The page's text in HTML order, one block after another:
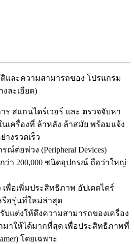
ติและความสามารถของ โปรแกรม
งละเอียด)
ร สแกนไดร์เวอร์ และ ตรวจจับหา
นเครื่องที่ ล้าหลัง ล้าสมัย พร้อมแจ้ง
างรวดเร็ว
ต่อพ่วง (Peripheral Devices)
ว่า 200,000 ชนิดอุปกรณ์ ถือว่าใหญ่
เพื่อเพิ่มประสิทธิภาพ อัปเดตไดร์
รือรุ่นที่ใหม่ล่าสุด
บแต่งให้ดึงความสามารถของเครื่อง
าให้ได้มากที่สุด เพื่อประสิทธิภาพที่
โดยเฉพาะ